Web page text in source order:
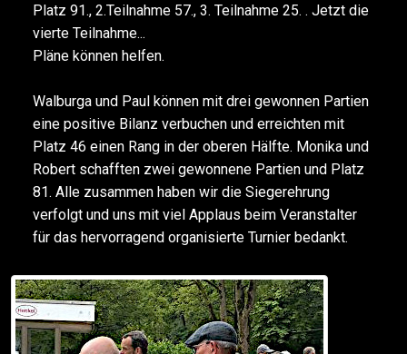
Platz 91., 2.Teilnahme 57., 3. Teilnahme 25. . Jetzt die
vierte Teilnahme...
Pläne können helfen.
Walburga und Paul können mit drei gewonnen Partien
eine positive Bilanz verbuchen und erreichten mit
Platz 46 einen Rang in der oberen Hälfte. Monika und
Robert schafften zwei gewonnene Partien und Platz
81. Alle zusammen haben wir die Siegerehrung
verfolgt und uns mit viel Applaus beim Veranstalter
für das hervorragend organisierte Turnier bedankt.